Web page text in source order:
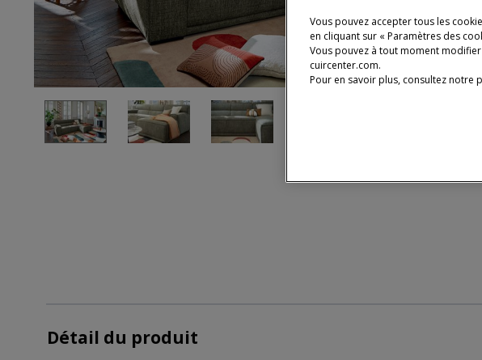
Détail du produit
Vous pouvez accepter tous les
en cliquant sur « Paramètres des
Vous pouvez à tout moment
cuircenter.com.
Pour en savoir plus, consultez notre